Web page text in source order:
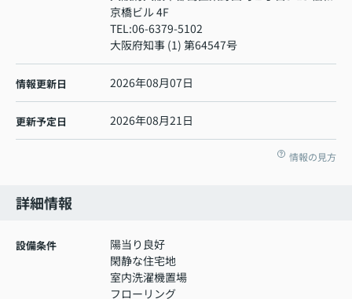
京橋ビル 4F
TEL:06-6379-5102
大阪府知事 (1) 第64547号
情報更新日 2026年08月07日
更新予定日 2026年08月21日
情報の見方
詳細情報
設備条件
陽当り良好
閑静な住宅地
室内洗濯機置場
フローリング